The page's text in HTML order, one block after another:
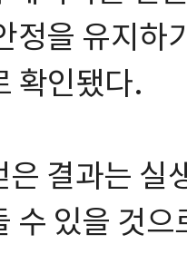
정을 유지하
확인됐다.
은 결과는 실
수 있을 것으